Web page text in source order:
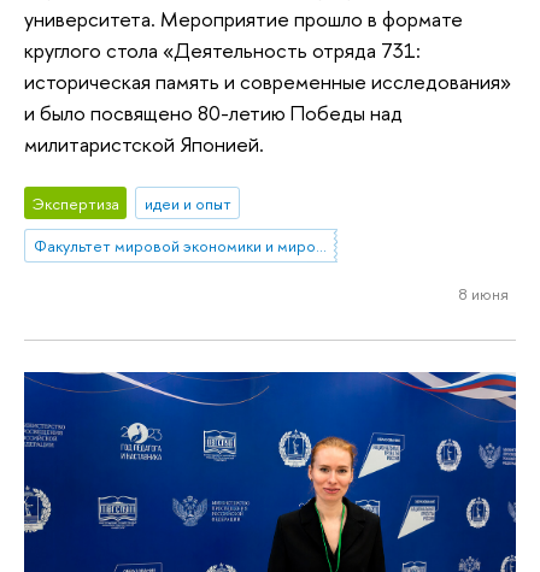
университета. Мероприятие прошло в формате
круглого стола «Деятельность отряда 731:
историческая память и современные исследования»
и было посвящено 80-летию Победы над
милитаристской Японией.
Экспертиза
идеи и опыт
Факультет мировой экономики и мировой политики
8 июня